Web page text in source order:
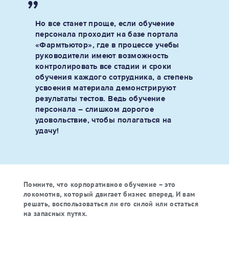
Но все станет проще, если обучение
персонала проходит на базе портала
«Фармтьютор», где в процессе учебы
руководители имеют возможность
контролировать все стадии и сроки
обучения каждого сотрудника, а степень
усвоения материала демонстрируют
результаты тестов. Ведь обучение
персонала – слишком дорогое
удовольствие, чтобы полагаться на
удачу!
Помните, что корпоративное обучение – это
локомотив, который двигает бизнес вперед. И вам
решать, воспользоваться ли его силой или остаться
на запасных путях.